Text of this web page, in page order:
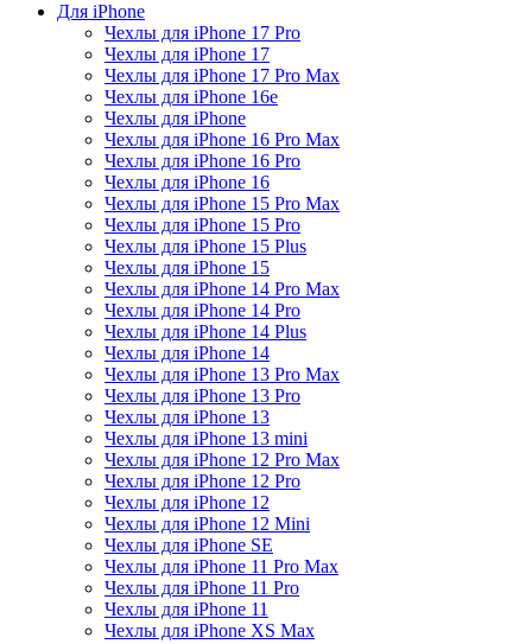
Для iPhone
Чехлы для iPhone 17 Pro
Чехлы для iPhone 17
Чехлы для iPhone 17 Pro Max
Чехлы для iPhone 16e
Чехлы для iPhone
Чехлы для iPhone 16 Pro Max
Чехлы для iPhone 16 Pro
Чехлы для iPhone 16
Чехлы для iPhone 15 Pro Max
Чехлы для iPhone 15 Pro
Чехлы для iPhone 15 Plus
Чехлы для iPhone 15
Чехлы для iPhone 14 Pro Max
Чехлы для iPhone 14 Pro
Чехлы для iPhone 14 Plus
Чехлы для iPhone 14
Чехлы для iPhone 13 Pro Max
Чехлы для iPhone 13 Pro
Чехлы для iPhone 13
Чехлы для iPhone 13 mini
Чехлы для iPhone 12 Pro Max
Чехлы для iPhone 12 Pro
Чехлы для iPhone 12
Чехлы для iPhone 12 Mini
Чехлы для iPhone SE
Чехлы для iPhone 11 Pro Max
Чехлы для iPhone 11 Pro
Чехлы для iPhone 11
Чехлы для iPhone XS Max